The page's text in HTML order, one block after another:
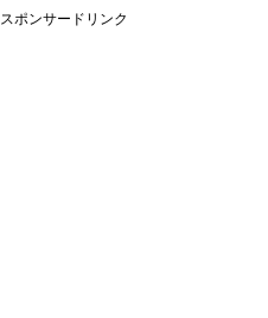
スポンサードリンク